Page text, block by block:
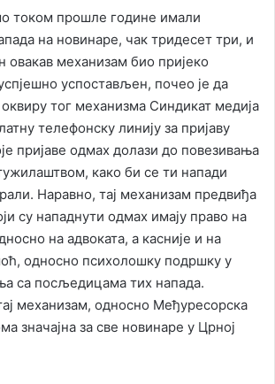
током прошле године имали
на новинаре, чак тридесет три, и
овакав механизам био пријеко
успостављен, почео је да
тог механизма Синдикат медија
телефонску линију за пријаву
пријаве одмах долази до повезивања
како би се ти напади
Наравно, тај механизам предвиђа
су нападнути одмах имају право на
на адвоката, а касније и на
односно психолошку подршку у
са посљедицама тих напада.
механизам, односно Међуресорска
значајна за све новинаре у Црној